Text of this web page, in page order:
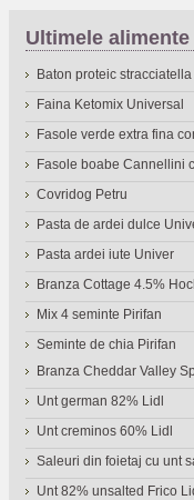
Ultimele
Baton proteic
Faina Ketomix Universal
Fasole verde extra fina
Fasole boabe Cannellini
Covridog Petru
Pasta de ardei dulce
Pasta ardei iute Univer
Branza Cottage 4.5%
Mix 4 seminte Pirifan
Seminte de chia Pirifan
Branza Cheddar Valley
Unt german 82% Lidl
Unt creminos 60% Lidl
Saleuri din foietaj cu unt
Unt 82% unsalted Frico